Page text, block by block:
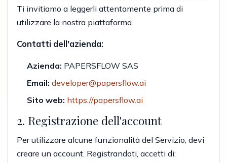
Ti invitiamo a leggerli attentamente prima di
utilizzare la nostra piattaforma.
Contatti dell'azienda:
Azienda: PAPERSFLOW SAS
Email: developer@papersflow.ai
Sito web: https://papersflow.ai
2. Registrazione dell'account
Per utilizzare alcune funzionalità del Servizio, devi
creare un account. Registrandoti, accetti di: